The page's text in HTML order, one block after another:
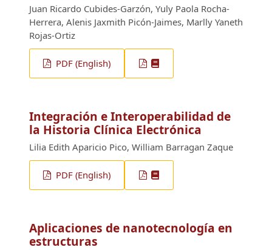
Juan Ricardo Cubides-Garzón, Yuly Paola Rocha-
Herrera, Alenis Jaxmith Picón-Jaimes, Marlly Yaneth
Rojas-Ortiz
PDF (English)
Integración e Interoperabilidad de
la Historia Clínica Electrónica
Lilia Edith Aparicio Pico, William Barragan Zaque
PDF (English)
Aplicaciones de nanotecnología en
estructuras